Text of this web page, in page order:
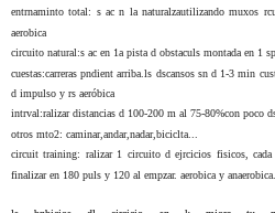
entrnaminto total: s ac n la naturalzautilizando muxos
aerobica
circuito natural:s ac en 1a pista d obstaculs montada en 1
cuestas:carreras pndient arriba.ls dscansos sn d 1-3 min
d impulso y rs aeróbica
intrval:ralizar distancias d 100-200 m al 75-80%con poco
otros mto2: caminar,andar,nadar,biciclta...
circuit training: ralizar 1 circuito d ejrcicios fisicos,
finalizar en 180 puls y 120 al empzar. aerobica y anaerobica.